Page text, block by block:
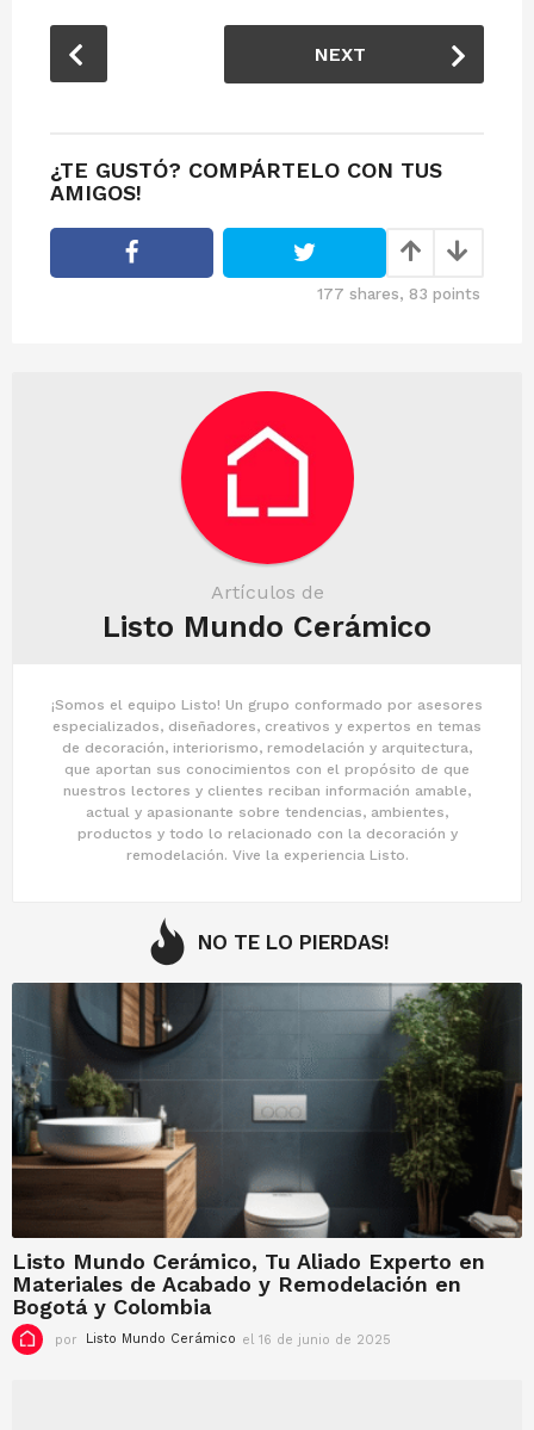
o
P
a
g
n
NEXT
¿TE GUSTÓ? COMPÁRTELO CON TUS
AMIGOS!
177 shares, 83 points
Artículos de
Listo Mundo Cerámico
¡Somos el equipo Listo! Un grupo conformado por asesores
especializados, diseñadores, creativos y expertos en temas
de decoración, interiorismo, remodelación y arquitectura,
que aportan sus conocimientos con el propósito de que
nuestros lectores y clientes reciban información amable,
actual y apasionante sobre tendencias, ambientes,
productos y todo lo relacionado con la decoración y
remodelación. Vive la experiencia Listo.
NO TE LO PIERDAS!
Listo Mundo Cerámico, Tu Aliado Experto en
Materiales de Acabado y Remodelación en
Bogotá y Colombia
por Listo Mundo Cerámico el 16 de junio de 2025